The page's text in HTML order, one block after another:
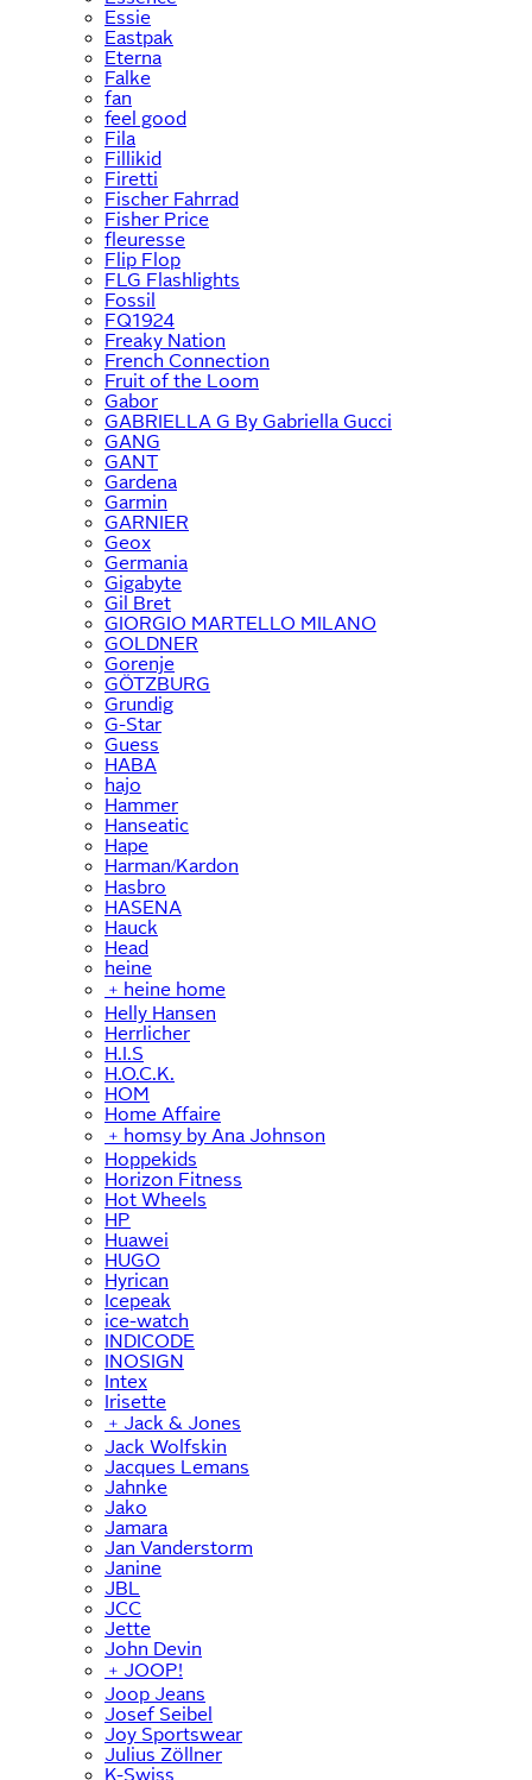
Essie
Eastpak
Eterna
Falke
fan
feel good
Fila
Fillikid
Firetti
Fischer Fahrrad
Fisher Price
fleuresse
Flip Flop
FLG Flashlights
Fossil
FQ1924
Freaky Nation
French Connection
Fruit of the Loom
Gabor
GABRIELLA G By Gabriella Gucci
GANG
GANT
Gardena
Garmin
GARNIER
Geox
Germania
Gigabyte
Gil Bret
GIORGIO MARTELLO MILANO
GOLDNER
Gorenje
GÖTZBURG
Grundig
G-Star
Guess
HABA
hajo
Hammer
Hanseatic
Hape
Harman/Kardon
Hasbro
HASENA
Hauck
Head
heine
﹢ heine home
Helly Hansen
Herrlicher
H.I.S
H.O.C.K.
HOM
Home Affaire
﹢ homsy by Ana Johnson
Hoppekids
Horizon Fitness
Hot Wheels
HP
Huawei
HUGO
Hyrican
Icepeak
ice-watch
INDICODE
INOSIGN
Intex
Irisette
﹢ Jack & Jones
Jack Wolfskin
Jacques Lemans
Jahnke
Jako
Jamara
Jan Vanderstorm
Janine
JBL
JCC
Jette
John Devin
﹢ JOOP!
Joop Jeans
Josef Seibel
Joy Sportswear
Julius Zöllner
K-Swiss